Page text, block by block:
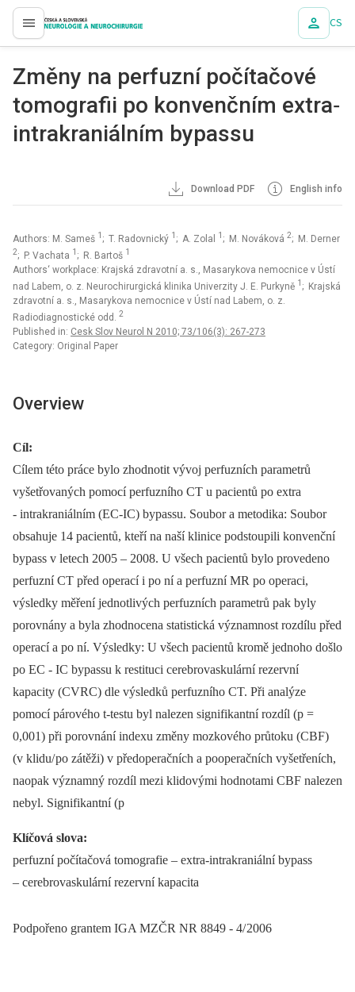
proLékaře.cz CS
Změny na perfuzní počítačové
tomografii po konvenčním extra‑
intrakraniálním bypassu
Download PDF English info
Authors: M. Sameš 1 ; T. Radovnický 1 ; A. Zolal 1 ; M. Nováková 2; M. Derner
2; P. Vachata 1 ; R. Bartoš 1
Authors‘ workplace: Krajská zdravotní a. s., Masarykova nemocnice v Ústí
nad Labem, o. z. Neurochirurgická klinika Univerzity J. E. Purkyně 1 ; Krajská
zdravotní a. s., Masarykova nemocnice v Ústí nad Labem, o. z.
Radiodiagnostické odd. 2
Published in: Cesk Slov Neurol N 2010; 73/106(3): 267-273
Category: Original Paper
Overview
Cíl:
Cílem této práce bylo zhodnotit vývoj perfuzních parametrů
vyšetřovaných pomocí perfuzního CT u pacientů po extra
‑⁠ intrakraniálním (EC‑IC) bypassu. Soubor a metodika: Soubor
obsahuje 14 pacientů, kteří na naší klinice podstoupili konvenční
bypass v letech 2005 –⁠ 2008. U všech pacientů bylo provedeno
perfuzní CT před operací i po ní a perfuzní MR po operaci,
výsledky měření jednotlivých perfuzních parametrů pak byly
porovnány a byla zhodnocena statistická významnost rozdílu před
operací a po ní. Výsledky: U všech pacientů kromě jednoho došlo
po EC -⁠ IC bypassu k restituci cerebrovaskulární rezervní
kapacity (CVRC) dle výsledků perfuzního CT. Při analýze
pomocí párového t‑testu byl nalezen signifikantní rozdíl (p =
0,001) při porovnání indexu změny mozkového průtoku (CBF)
(v klidu/ po zátěži) v před­operačních a pooperačních vyšetřeních,
naopak významný rozdíl mezi klidovými hodnotami CBF nalezen
nebyl. Signifikantní (p
Klíčová slova:
perfuzní počítačová tomografie –⁠ extra-intrakraniální bypass
–⁠ cerebrovaskulární rezervní kapacita
Podpořeno grantem IGA MZČR NR 8849 -⁠ 4/ 2006